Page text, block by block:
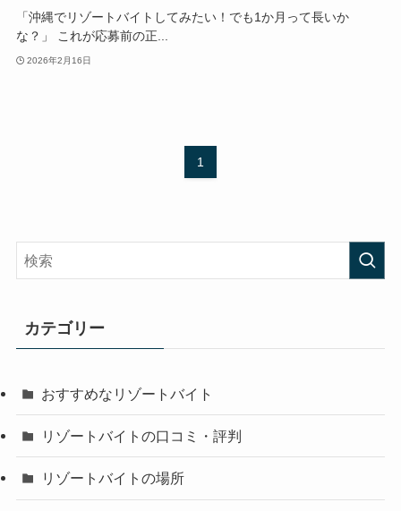
「沖縄でリゾートバイトしてみたい！でも1か月って長いか
な？」 これが応募前の正...
2026年2月16日
1
カテゴリー
おすすめなリゾートバイト
リゾートバイトの口コミ・評判
リゾートバイトの場所